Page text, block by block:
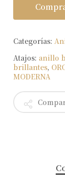
Categorías:
Atajos: anillo
brillantes,
MODERNA